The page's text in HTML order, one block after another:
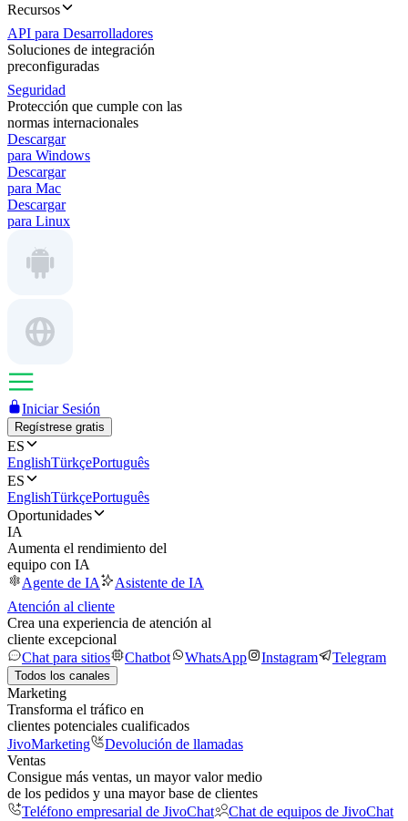
Recursos
API para Desarrolladores
Soluciones de integración
preconfiguradas
Seguridad
Protección que cumple con las
normas internacionales
Descargar
para Windows
Descargar
para Mac
Descargar
para Linux
Iniciar Sesión
Regístrese gratis
ES
EnglishTürkçePortuguês
ES
EnglishTürkçePortuguês
Oportunidades
IA
Aumenta el rendimiento del
equipo con IA
Agente de IA
Asistente de IA
Atención al cliente
Crea una experiencia de atención al
cliente excepcional
Chat para sitios
Chatbot WhatsApp Instagram Telegram
Todos los canales
Marketing
Transforma el tráfico en
clientes potenciales cualificados
JivoMarketing
Devolución de llamadas
Ventas
Consigue más ventas, un mayor valor medio
de los pedidos y una mayor base de clientes
Teléfono empresarial de JivoChat
Chat de equipos de JivoChat